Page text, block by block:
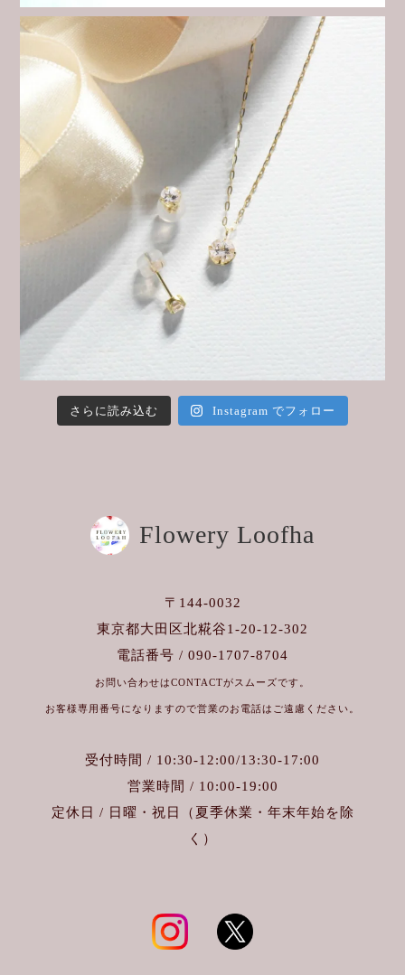
Flowery Loofha
〒144-0032
東京都大田区北糀谷1-20-12-302
電話番号 / 090-1707-8704
お問い合わせはCONTACTがスムーズです。
お客様専用番号になりますので営業のお電話はご遠慮ください。
受付時間 / 10:30-12:00/13:30-17:00
営業時間 / 10:00-19:00
定休日 / 日曜・祝日（夏季休業・年末年始を除
く）
さらに読み込む Instagram でフォロー